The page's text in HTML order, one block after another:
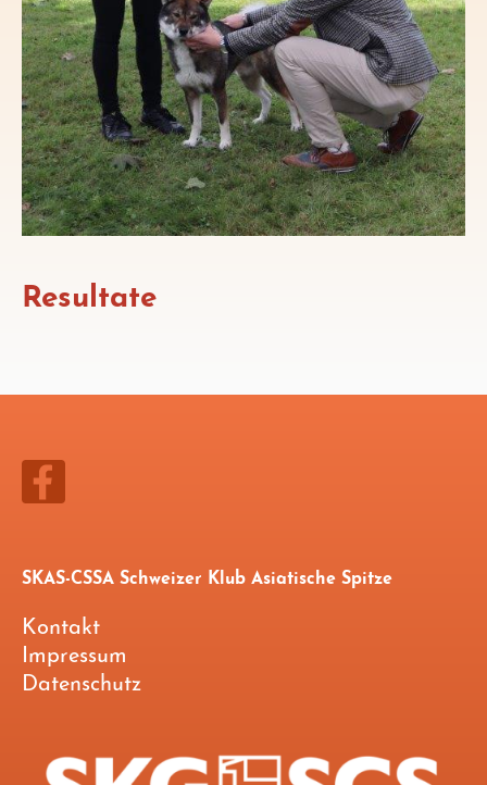
Resultate
SKAS-CSSA Schweizer Klub Asiatische Spitze
Kontakt
Impressum
Datenschutz